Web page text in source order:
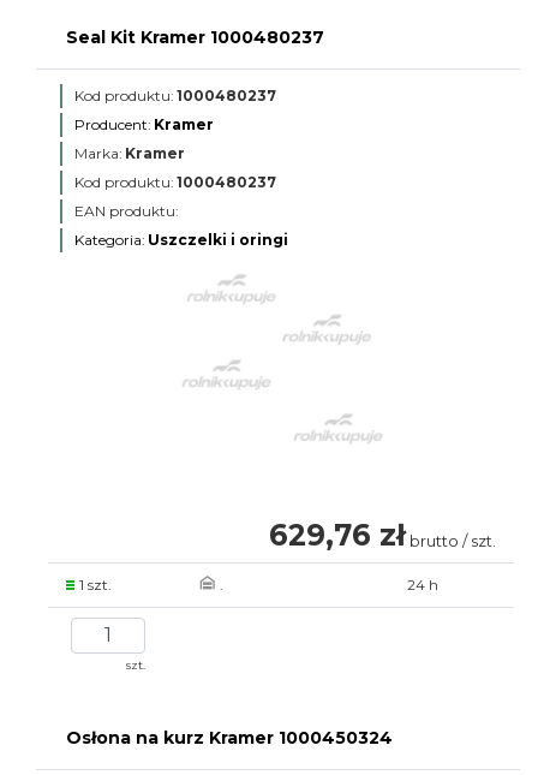
Seal Kit Kramer 1000480237
Kod produktu: 1000480237
Producent: Kramer
Marka: Kramer
Kod produktu: 1000480237
EAN produktu:
Kategoria: Uszczelki i oringi
629,76 zł brutto / szt.
1 szt. . 24 h
szt.
Osłona na kurz Kramer 1000450324